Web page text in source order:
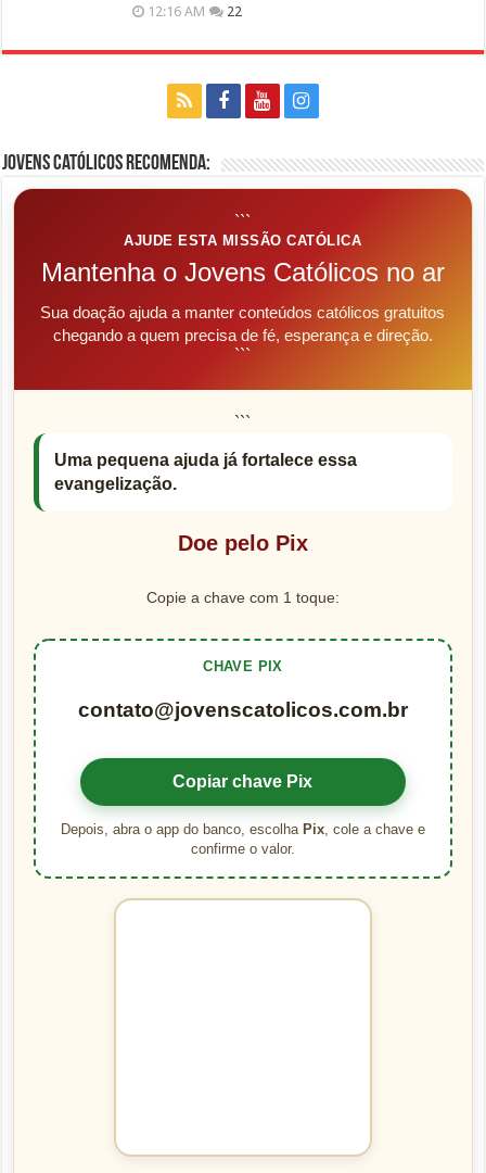
12:16 AM 22
Jovens Católicos Recomenda:
```
AJUDE ESTA MISSÃO CATÓLICA
Mantenha o Jovens Católicos no ar
Sua doação ajuda a manter conteúdos católicos gratuitos
chegando a quem precisa de fé, esperança e direção.
```
```
Uma pequena ajuda já fortalece essa
evangelização.
Doe pelo Pix
Copie a chave com 1 toque:
CHAVE PIX
contato@jovenscatolicos.com.br
Copiar chave Pix
Depois, abra o app do banco, escolha Pix, cole a chave e
confirme o valor.